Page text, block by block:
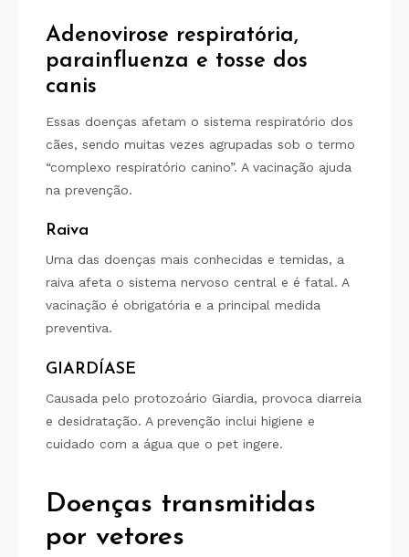
Adenovirose respiratória,
parainfluenza e tosse dos
canis
Essas doenças afetam o sistema respiratório dos
cães, sendo muitas vezes agrupadas sob o termo
“complexo respiratório canino”. A vacinação ajuda
na prevenção.
Raiva
Uma das doenças mais conhecidas e temidas, a
raiva afeta o sistema nervoso central e é fatal. A
vacinação é obrigatória e a principal medida
preventiva.
GIARDÍASE
Causada pelo protozoário Giardia, provoca diarreia
e desidratação. A prevenção inclui higiene e
cuidado com a água que o pet ingere.
Doenças transmitidas
por vetores